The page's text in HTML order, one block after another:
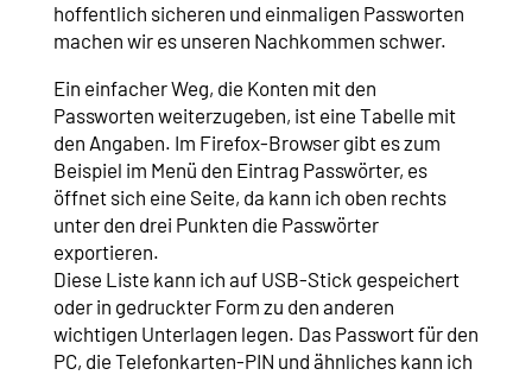
hoffentlich sicheren und einmaligen Passworten
machen wir es unseren Nachkommen schwer.
Ein einfacher Weg, die Konten mit den
Passworten weiterzugeben, ist eine Tabelle mit
den Angaben. Im Firefox-Browser gibt es zum
Beispiel im Menü den Eintrag Passwörter, es
öffnet sich eine Seite, da kann ich oben rechts
unter den drei Punkten die Passwörter
exportieren.
Diese Liste kann ich auf USB-Stick gespeichert
oder in gedruckter Form zu den anderen
wichtigen Unterlagen legen. Das Passwort für den
PC, die Telefonkarten-PIN und ähnliches kann ich